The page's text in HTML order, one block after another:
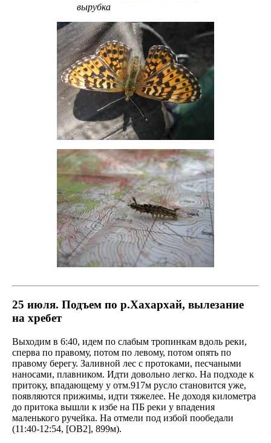
вырубка
25 июля. Подъем по р.Хахархай, вылезание
на хребет
Выходим в 6:40, идем по слабым тропинкам вдоль реки,
сперва по правому, потом по левому, потом опять по
правому берегу. Заливной лес с протоками, песчаными
наносами, плавником. Идти довольно легко. На подходе к
притоку, впадающему у отм.917м русло становится уже,
появляются прижимы, идти тяжелее. Не доходя километра
до притока вышли к избе на ПБ реки у впадения
маленького ручейка. На отмели под избой пообедали
(11:40-12:54, [OB2], 899м).